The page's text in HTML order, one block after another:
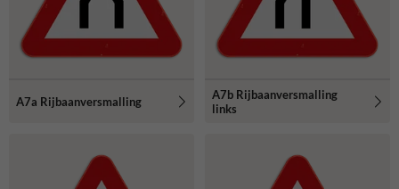
A7a Rijbaanversmalling
A7b Rijbaanversmalling
links